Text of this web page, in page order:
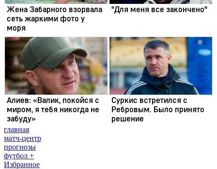
главная
матч-центр
прогнозы
футбол +
Избранное